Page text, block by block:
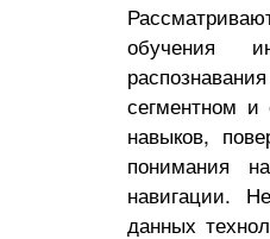
обучения
сегментном и
навыков,
понимания
навигации.
данных